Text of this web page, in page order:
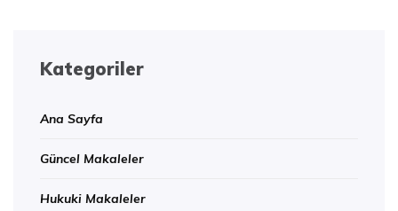
Kategoriler
Ana Sayfa
Güncel Makaleler
Hukuki Makaleler